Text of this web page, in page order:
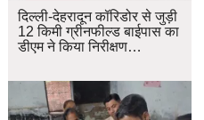
दिल्ली-देहरादून कॉरिडोर से जुड़ी
12 किमी ग्रीनफील्ड बाईपास का
डीएम ने किया निरीक्षण…